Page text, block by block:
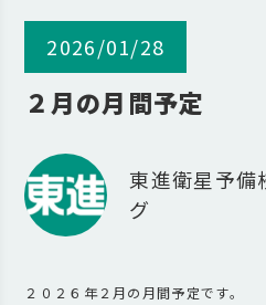
2026/01/28
２月の月間予定
東進衛星予備
グ
２０２６年２月の月間予定です。